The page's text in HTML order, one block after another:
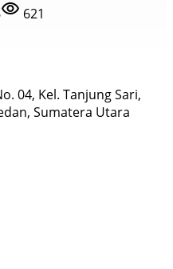
621
04, Kel. Tanjung Sari,
Sumatera Utara